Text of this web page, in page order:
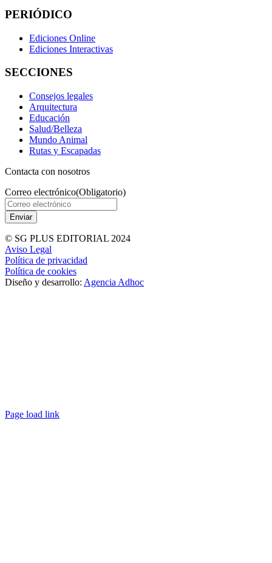
PERIÓDICO
Ediciones Online
Ediciones Interactivas
SECCIONES
Consejos legales
Arquitectura
Educación
Salud/Belleza
Mundo Animal
Rutas y Escapadas
Contacta con nosotros
Correo electrónico(Obligatorio)
© SG PLUS EDITORIAL 2024
Aviso Legal
Política de privacidad
Política de cookies
Diseño y desarrollo: Agencia Adhoc
Page load link